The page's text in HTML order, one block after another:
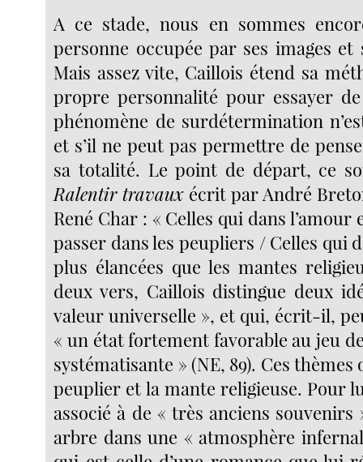
A ce stade, nous en sommes
personne occupée par ses images et
Mais assez vite, Caillois étend sa
propre personnalité pour essayer
phénomène de surdétermination
et s’il ne peut pas permettre de
sa totalité. Le point de départ, ce
Ralentir travaux écrit par André
René Char : « Celles qui dans l’amour
passer dans les peupliers / Celles qui
plus élancées que les mantes
deux vers, Caillois distingue deux
valeur universelle », et qui, écrit-il,
« un état fortement favorable au jeu
systématisante » (NE, 89). Ces thèmes
peuplier et la mante religieuse. Pour
associé à de « très anciens
arbre dans une « atmosphère